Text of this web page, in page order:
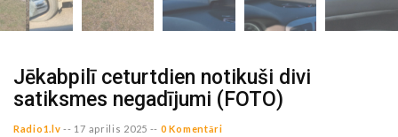
Jēkabpilī ceturtdien notikuši divi
satiksmes negadījumi (FOTO)
Radio1.lv -- 17 aprilis 2025 -- 0 Komentāri